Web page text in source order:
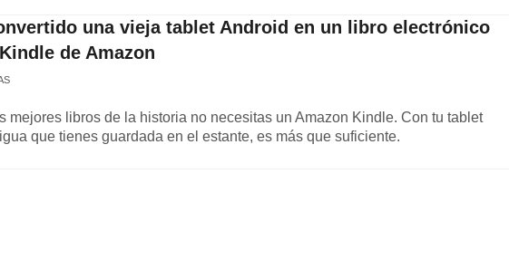
una vieja tablet Android en un libro electrónico
de Amazon
mejores libros de la historia no necesitas un Amazon Kindle. Con tu tablet
que tienes guardada en el estante, es más que suficiente.